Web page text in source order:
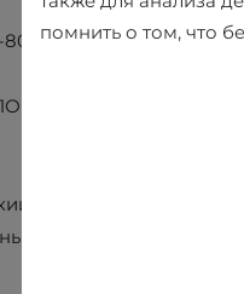
80790
воротник
рукав
помнить о том, что